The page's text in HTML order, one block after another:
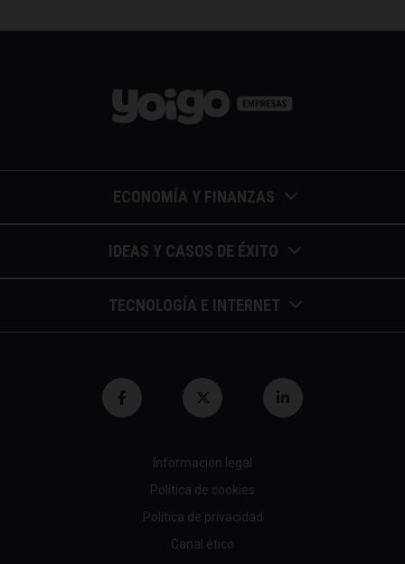
ECONOMÍA Y FINANZAS
Barómetros de sueldos
Economía colaborativa
Economía para Pymes
Fiscalidad y hacienda
IDEAS Y CASOS DE ÉXITO
Calendario de eventos
Casos de éxito
Entrevistas / autores
Gestión y liderazgo
Psicología y coaching
TECNOLOGÍA E INTERNET
Blockchain y similares
Nuevas profesiones
Información legal
Política de cookies
Política de privacidad
Canal ético